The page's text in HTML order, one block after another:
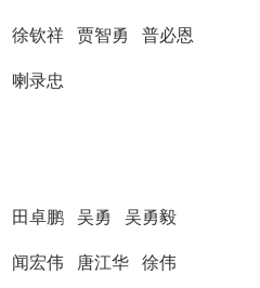
徐钦祥 贾智勇 普必恩
喇录忠
田卓鹏 吴勇 吴勇毅
闻宏伟 唐江华 徐伟